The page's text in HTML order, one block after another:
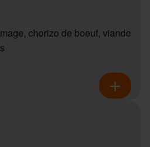
chorizo de boeuf, viande